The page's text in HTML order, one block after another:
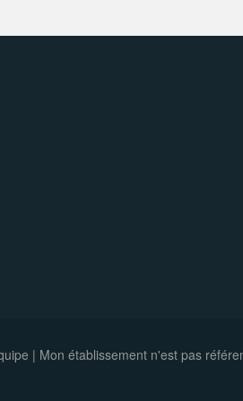
| Mon établissement n'est pas